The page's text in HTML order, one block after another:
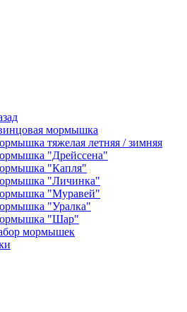
мормышка
тяжелая летняя / зимняя
"Дрейссена"
"Капля"
"Личинка"
"Муравей"
"Уралка"
"Шар"
мормышек